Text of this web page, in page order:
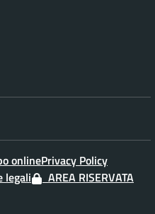
onlinePrivacy Policy
legali
AREA RISERVATA